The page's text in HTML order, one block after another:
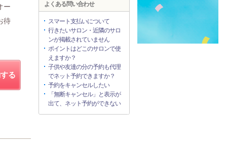
ー
待
る
よくある問い合わせ
スマート支払いについて
行きたいサロン・近隣のサロ
ンが掲載されていません
ポイントはどこのサロンで使
えますか？
子供や友達の分の予約も代理
でネット予約できますか？
予約をキャンセルしたい
「無断キャンセル」と表示が
出て、ネット予約ができない